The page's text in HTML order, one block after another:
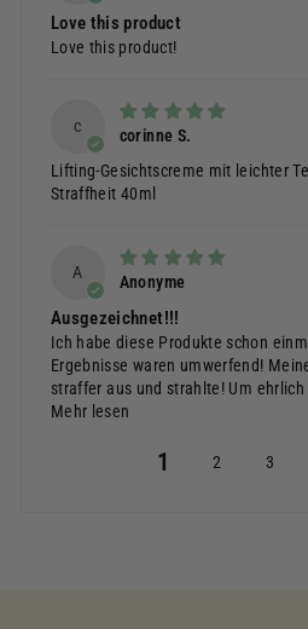
Love this product
Love this product!
c
corinne S.
Lifting-Gesichtscreme mit leichter
Straffheit 40ml
A
Anonyme
Ausgezeichnet!!!
Ich habe diese Produkte schon
Ergebnisse waren umwerfend!
straffer aus und strahlte! Um
Mehr lesen
1 2 3